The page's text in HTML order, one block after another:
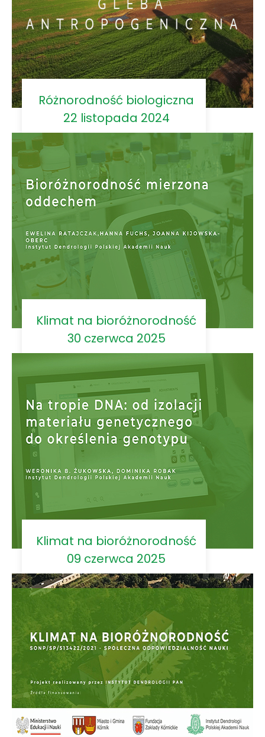
Różnorodność biologiczna
22 listopada 2024
Klimat na bioróżnorodność
30 czerwca 2025
Klimat na bioróżnorodność
09 czerwca 2025